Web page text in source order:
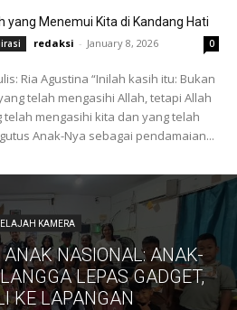
yang Menemui Kita di Kandang Hati
redaksi - January 8, 2026 0
Ria Agustina “Inilah kasih itu: Bukan
telah mengasihi Allah, tetapi Allah
telah mengasihi kita dan yang telah
Anak-Nya sebagai pendamaian...
KAMERA
ANAK NASIONAL: ANAK-
LEPAS GADGET,
KE LAPANGAN